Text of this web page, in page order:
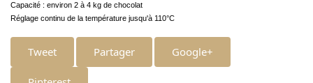
Capacité : environ 2 à 4 kg de chocolat
Réglage continu de la température jusqu'à 110°C
Tweet Partager Google+